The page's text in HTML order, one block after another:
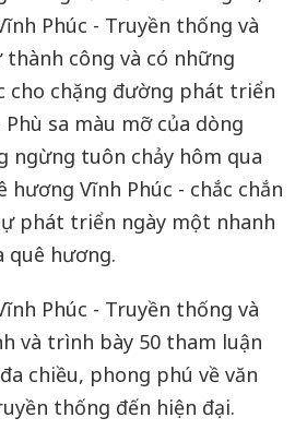
Phúc - Truyền thống và
thành công và có những
chặng đường phát triển
sa màu mỡ của dòng
ngừng tuôn chảy hôm qua
hương Vĩnh Phúc - chắc chắn
phát triển ngày một nhanh
quê hương.
Phúc - Truyền thống và
và trình bày 50 tham luận
chiều, phong phú về văn
thống đến hiện đại.